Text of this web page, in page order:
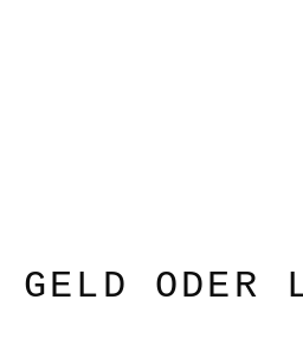
GELD ODER